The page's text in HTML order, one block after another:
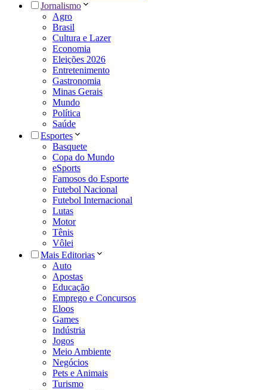
Jornalismo
Agro
Brasil
Cultura e Lazer
Economia
Eleições 2026
Entretenimento
Gastronomia
Minas Gerais
Mundo
Política
Saúde
Esportes
Basquete
Copa do Mundo
eSports
Famosos do Esporte
Futebol Nacional
Futebol Internacional
Lutas
Motor
Tênis
Vôlei
Mais Editorias
Auto
Apostas
Educação
Emprego e Concursos
Eloos
Games
Indústria
Jogos
Meio Ambiente
Negócios
Pets e Animais
Turismo